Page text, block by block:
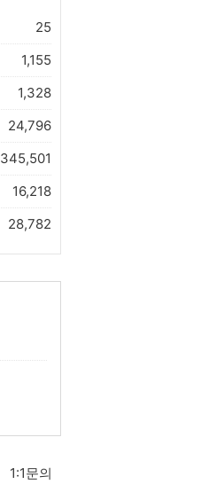
25
1,155
1,328
24,796
345,501
16,218
28,782
1:1문의